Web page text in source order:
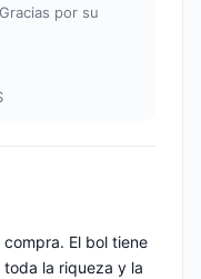
por su
El bol tiene
toda la riqueza y la